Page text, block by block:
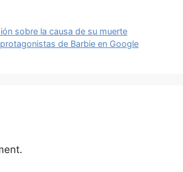
sobre la causa de su muerte
de Barbie en Google